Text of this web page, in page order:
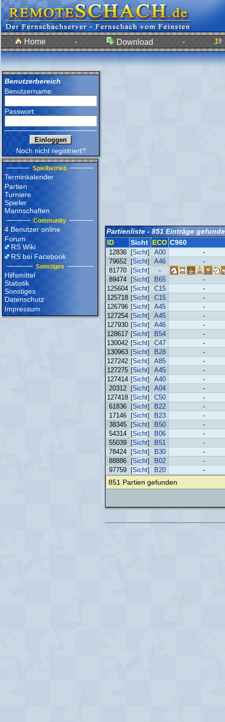
Home - Download -
Benutzerbereich
Benutzername:
Passwort:
Noch nicht registriert?
Spielbetrieb
Terminkalender
Partien
Turniere
Spieler
Mannschaften
Community
4 Benutzer online
Forum
RS Wiki
RS bei Facebook
Sonstiges
Hilfsmittel
Statistik
Sonstiges
Datenschutz
Impressum
Partienliste - 851 Einträge
ID
Sicht ECO C960
12836 [Sicht] A00
-
79652
[Sicht] A46
-
81770
[Sicht]
-
89474
[Sicht] B65
-
125604 [Sicht] C15
-
125718 [Sicht] C15
-
126796 [Sicht] A45
-
127254 [Sicht] A45
-
127930 [Sicht] A46
-
128617 [Sicht] B54
-
130042 [Sicht] C47
-
130963 [Sicht] B28
-
127242 [Sicht] A85
-
127275 [Sicht] A45
-
127414 [Sicht] A40
-
20312
[Sicht] A04
-
127418 [Sicht] C50
-
61836
[Sicht] B22
-
17146
[Sicht] B23
-
38345
[Sicht] B50
-
54314
[Sicht] B06
-
55039
[Sicht] B51
-
78424
[Sicht] B30
-
88886
[Sicht] B02
-
97759
[Sicht] B20 -
851 Partien gefunden